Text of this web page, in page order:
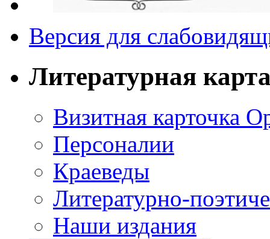
Версия для
Литературная
Визитная карточка
Персоналии
Краеведы
Литературно-
Наши издания